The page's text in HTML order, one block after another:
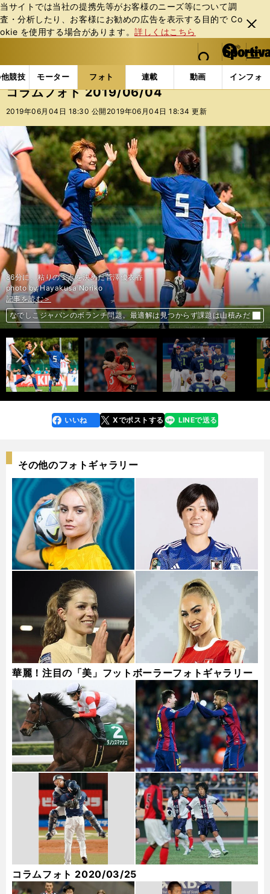
当サイトでは当社の提携先等がお客様のニーズ等について調
査・分析したり、お客様にお勧めの広告を表⽰する⽬的で Co
okie を使⽤する場合があります。詳しくはこちら
閉じ
る
web Sportiva (webスポルティーバ)
検索
マイペ
ー
ジ
メニュ
競技 モーター フォト 連載 動画 インフォ
b
ス
ポ
ル
ー
バ
フォトギャラリー コラムフォト コラムフォト
コラムフォト 2019/06/04
2019年06月04日 18:30 公開 2019年06月04日 18:34 更新
次へ
86分に、粘りの１点を決めた菅澤優衣香
photo by Hayakusa Noriko
記事を読む＞
なでしこジャパンのボランチ問題。最適解は見つからず課題は山積みだ
記事を読む＞
「韓国の久保建英」らタレント豊富な宿敵にＵ－20日本代表はどう挑む
記事を読む＞
ヤクルト、16連敗ストップの舞台裏。交流戦での逆襲に期待だ
記事を読む＞
ネイマールにまたスキャンダル。主将剥奪でコパ出場にも懐疑の声
前へ
faceboo
k
いいね Xでポストする
line LINEで送る
その他のフォトギャラリー
華麗！注目の「美」フットボーラーフォトギャラリー
コラムフォト 2020/03/25